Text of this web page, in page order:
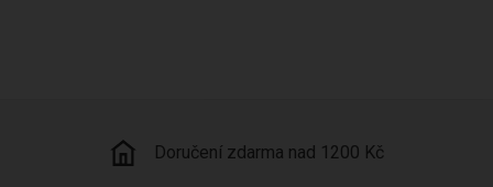
Kamenná prodejna